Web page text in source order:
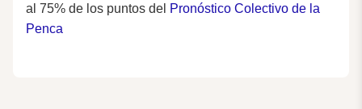
al 75% de los puntos del Pronóstico Colectivo de la
Penca